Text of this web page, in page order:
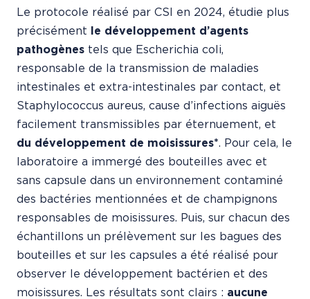
Le protocole réalisé par CSI en 2024, étudie plus
précisément
le développement d’agents
pathogènes tels que Escherichia coli,
responsable de la transmission de maladies
intestinales et extra-intestinales par contact, et
Staphylococcus aureus, cause d’infections aiguës
facilement transmissibles par éternuement, et
du développement de moisissures*. Pour cela, le
laboratoire a immergé des bouteilles avec et
sans capsule dans un environnement contaminé
des bactéries mentionnées et de champignons
responsables de moisissures. Puis, sur chacun des
échantillons un prélèvement sur les bagues des
bouteilles et sur les capsules a été réalisé pour
observer le développement bactérien et des
moisissures. Les résultats sont clairs : aucune